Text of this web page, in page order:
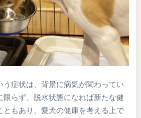
う症状は、背景に病気が関わってい
限らず、脱水状態になれば新たな健
ともあり、愛犬の健康を考える上で